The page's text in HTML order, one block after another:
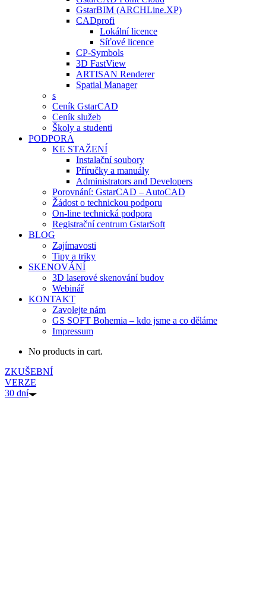
GstarBIM (ARCHLine.XP)
CADprofi
Lokální licence
Síťové licence
CP-Symbols
3D FastView
ARTISAN Renderer
Spatial Manager
s
Ceník GstarCAD
Ceník služeb
Školy a studenti
PODPORA
KE STAŽENÍ
Instalační soubory
Příručky a manuály
Administrators and Developers
Porovnání: GstarCAD – AutoCAD
Žádost o technickou podporu
On-line technická podpora
Registrační centrum GstarSoft
BLOG
Zajímavosti
Tipy a triky
SKENOVÁNÍ
3D laserové skenování budov
Webinář
KONTAKT
Zavolejte nám
GS SOFT Bohemia – kdo jsme a co děláme
Impressum
No products in cart.
ZKUŠEBNÍ
VERZE
30 dní